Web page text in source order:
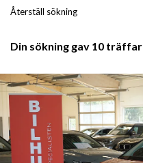
Återställ sökning
Din sökning gav 10 träffar